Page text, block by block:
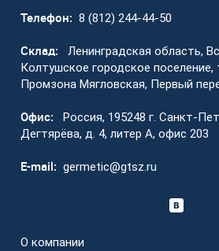
Телефон: 8 (812) 244-44-50
Склад:
Ленинградская область,
Колтушское городское поселение,
Промзона Мягловская, Первый
Офис:
Россия, 195248 г. Санкт-
Дегтярёва, д. 4, литер А, офис 203
E-mail: germetic@gtsz.ru
О компании